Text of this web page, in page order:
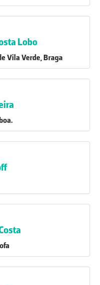
Lobo
Vila Verde, Braga